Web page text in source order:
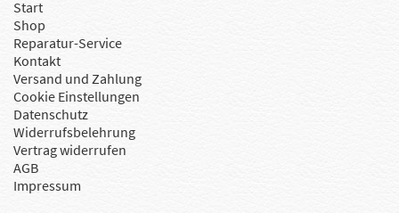
Start
Shop
Reparatur-Service
Kontakt
Versand und Zahlung
Cookie Einstellungen
Datenschutz
Widerrufsbelehrung
Vertrag widerrufen
AGB
Impressum